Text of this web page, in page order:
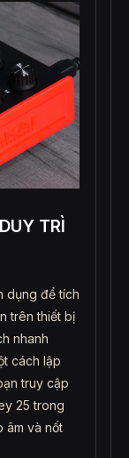
TRÌ
dụng để tích
trên thiết bị
nhanh
cách lập
truy cập
25 trong
âm và nốt